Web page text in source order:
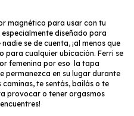
magnético para usar con tu
diseñado para
se de cuenta, ¡al menos que
para cualquier ubicación. Ferri se
femenina por eso la tapa
permanezca en su lugar durante
te sentás, bailás o te
provocar o tener orgasmos